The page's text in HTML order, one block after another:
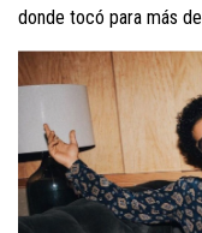
donde tocó para más